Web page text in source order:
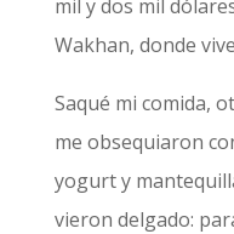
mil y dos mil
Wakhan, donde
Saqué mi comida,
me obsequiaron
yogurt y
vieron delgado: